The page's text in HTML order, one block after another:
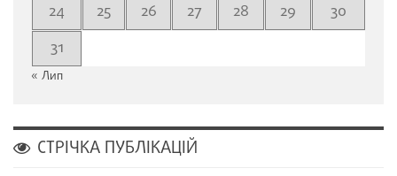
24
25 26 27 28 29
30
31
« Лип
СТРІЧКА ПУБЛІКАЦІЙ